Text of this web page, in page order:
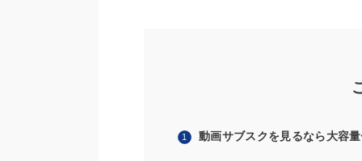
動画サブスクを見るなら大容